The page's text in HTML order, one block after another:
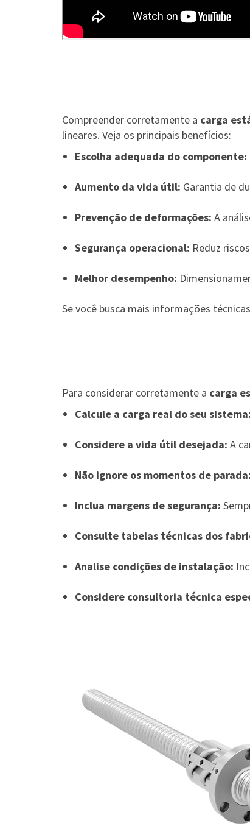
Compreender corretamente a carga
lineares. Veja os principais benefícios:
Escolha adequada do componente:
Aumento da vida útil: Garantia de
Prevenção de deformações: A
Segurança operacional: Reduz
Melhor desempenho:
Se você busca mais informações
Para considerar corretamente a carga
Calcule a carga real do seu sistema:
Considere a vida útil desejada: A
Não ignore os momentos de parada:
Inclua margens de segurança:
Consulte tabelas técnicas dos
Analise condições de instalação:
Considere consultoria técnica